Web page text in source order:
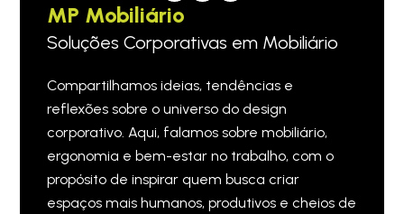
MP Mobiliário
Soluções Corporativas em Mobiliário
Compartilhamos ideias, tendências e
reflexões sobre o universo do design
corporativo. Aqui, falamos sobre mobiliário,
ergonomia e bem-estar no trabalho, com o
propósito de inspirar quem busca criar
espaços mais humanos, produtivos e cheios de